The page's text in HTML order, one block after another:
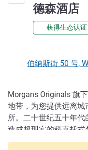
德森酒店
获得生态认证
伯纳斯街 50 号,
描述
Morgans Originals 旗
地带，为您提供远离
所。二十世纪五十年代
造成超现实的科克托
奢华，而奢华中又带